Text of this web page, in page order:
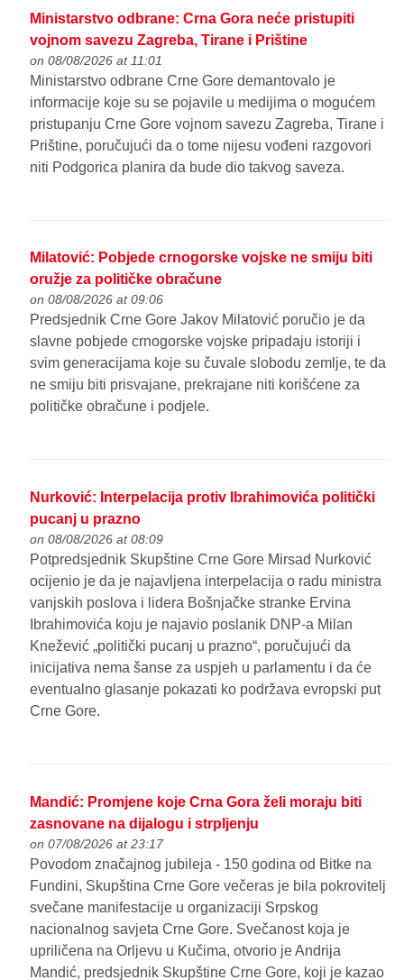
Ministarstvo odbrane: Crna Gora neće pristupiti
vojnom savezu Zagreba, Tirane i Prištine
on 08/08/2026 at 11:01
Ministarstvo odbrane Crne Gore demantovalo je
informacije koje su se pojavile u medijima o mogućem
pristupanju Crne Gore vojnom savezu Zagreba, Tirane i
Prištine, poručujući da o tome nijesu vođeni razgovori
niti Podgorica planira da bude dio takvog saveza.
Milatović: Pobjede crnogorske vojske ne smiju biti
oružje za političke obračune
on 08/08/2026 at 09:06
Predsjednik Crne Gore Jakov Milatović poručio je da
slavne pobjede crnogorske vojske pripadaju istoriji i
svim generacijama koje su čuvale slobodu zemlje, te da
ne smiju biti prisvajane, prekrajane niti korišćene za
političke obračune i podjele.
Nurković: Interpelacija protiv Ibrahimovića politički
pucanj u prazno
on 08/08/2026 at 08:09
Potpredsjednik Skupštine Crne Gore Mirsad Nurković
ocijenio je da je najavljena interpelacija o radu ministra
vanjskih poslova i lidera Bošnjačke stranke Ervina
Ibrahimovića koju je najavio poslanik DNP-a Milan
Knežević „politički pucanj u prazno“, poručujući da
inicijativa nema šanse za uspjeh u parlamentu i da će
eventualno glasanje pokazati ko podržava evropski put
Crne Gore.
Mandić: Promjene koje Crna Gora želi moraju biti
zasnovane na dijalogu i strpljenju
on 07/08/2026 at 23:17
Povodom značajnog jubileja - 150 godina od Bitke na
Fundini, Skupština Crne Gore večeras je bila pokrovitelj
svečane manifestacije u organizaciji Srpskog
nacionalnog savjeta Crne Gore. Svečanost koja je
upriličena na Orljevu u Kučima, otvorio je Andrija
Mandić, predsjednik Skupštine Crne Gore, koji je kazao